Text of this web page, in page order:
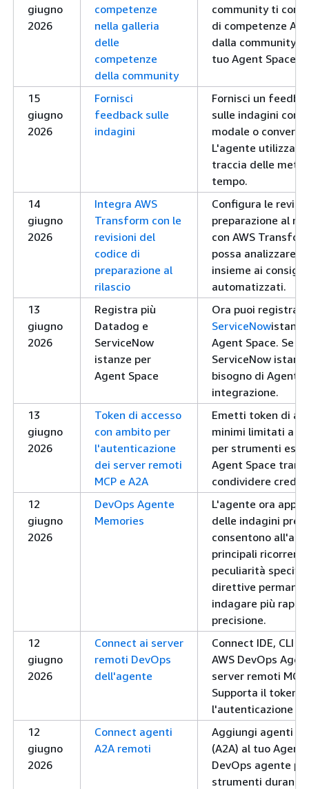
giugno
2026
competenze
nella galleria
delle
competenze
della community
community ti
di competenze
dalla community
tuo Agent Space.
15
giugno
2026
Fornisci
feedback sulle
indagini
Fornisci un
sulle indagini
modale o
L'agente utilizza il
traccia delle
tempo.
14
giugno
2026
Integra AWS
Transform con le
revisioni del
codice di
preparazione al
rilascio
Configura le
preparazione al
con AWS
possa analizzare
insieme ai
automatizzati.
13
giugno
2026
Registra più
Datadog e
ServiceNow
istanze per
Agent Space
Ora puoi
ServiceNow
Agent Space. Se
ServiceNow
bisogno di Agent
integrazione.
13
giugno
2026
Token di accesso
con ambito per
l'autenticazione
dei server remoti
MCP e A2A
Emetti token di
minimi limitati a
per strumenti
Agent Space
condividere
12
giugno
2026
DevOps Agente
Memories
L'agente ora
delle indagini
consentono
principali
peculiarità
direttive
indagare più
precisione.
12
giugno
2026
Connect ai server
remoti DevOps
dell'agente
Connect IDE, CLI
AWS DevOps
server remoti
Supporta il token
l'autenticazione
12
giugno
2026
Connect agenti
A2A remoti
Aggiungi agenti
(A2A) al tuo Agent
DevOps agente
strumenti durante